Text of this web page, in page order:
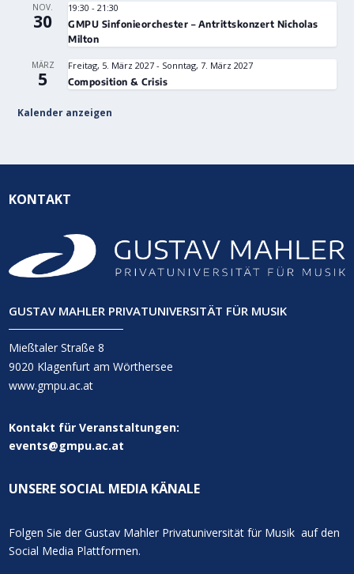
NOV.
30
19:30 -21:30
GMPU Sinfonieorchester – Antrittskonzert Nicholas
Milton
MÄRZ
5
Freitag, 5. März 2027 - Sonntag, 7. März 2027
Composition & Crisis
Kalender anzeigen
KONTAKT
GUSTAV MAHLER PRIVATUNIVERSITÄT FÜR MUSIK
Mießtaler Straße 8
9020 Klagenfurt am Wörthersee
www.gmpu.ac.at
Kontakt für Veranstaltungen:
events@gmpu.ac.at
UNSERE SOCIAL MEDIA KÄNALE
Folgen Sie der Gustav Mahler Privatuniversität für Musik auf den
Social Media Plattformen.